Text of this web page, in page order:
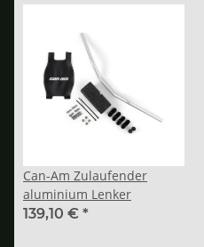
Can-Am Zulaufender
aluminium Lenker
139,10 € *